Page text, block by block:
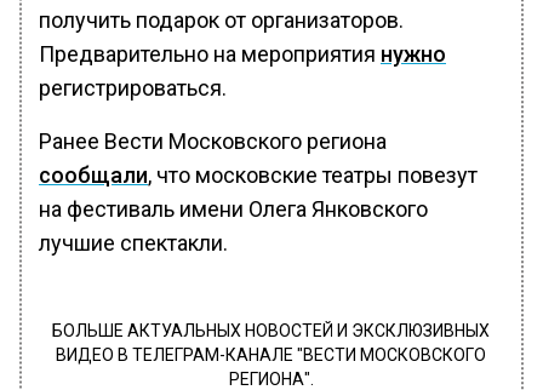
получить подарок от организаторов.
Предварительно на мероприятия нужно
регистрироваться.
Ранее Вести Московского региона
сообщали, что московские театры повезут
на фестиваль имени Олега Янковского
лучшие спектакли.
БОЛЬШЕ АКТУАЛЬНЫХ НОВОСТЕЙ И ЭКСКЛЮЗИВНЫХ
ВИДЕО В ТЕЛЕГРАМ-КАНАЛЕ "ВЕСТИ МОСКОВСКОГО
РЕГИОНА".